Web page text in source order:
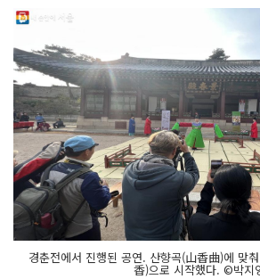
경춘전에서 진행된 공연. 산향곡(山香曲)에 맞
香)으로 시작했다. ©박지